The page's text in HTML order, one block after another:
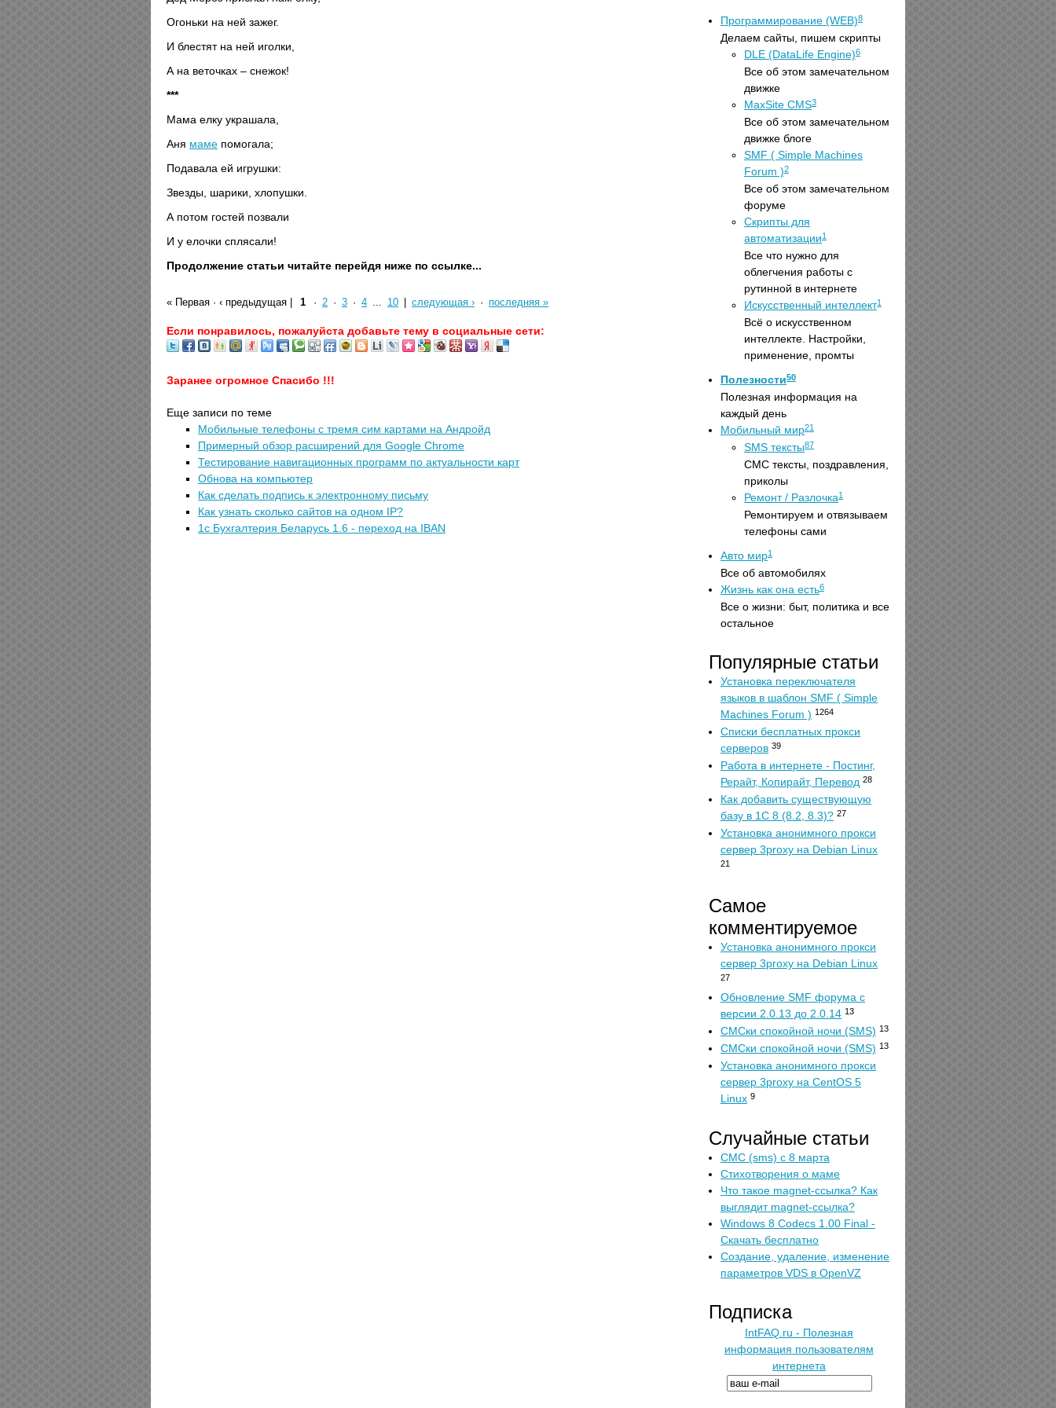
Огоньки на ней зажег.
И блестят на ней иголки,
А на веточках – снежок!
***
Мама елку украшала,
Аня маме помогала;
Подавала ей игрушки:
Звезды, шарики, хлопушки.
А потом гостей позвали
И у елочки сплясали!
Продолжение статьи читайте перейдя ниже по ссылке...
« Первая · ‹ предыдущая 1 · 2 · 3 · 4 ... 10 следующая › · последняя »
Если понравилось, пожалуйста добавьте тему в социальные сети:
Заранее огромное Спасибо !!!
Еще записи по теме
Мобильные телефоны с тремя сим картами на Андройд
Примерный обзор расширений для Google Chrome
Тестирование навигационных программ по актуальности карт
Обнова на компьютер
Как сделать подпись к электронному письму
Как узнать сколько сайтов на одном IP?
1с Бухгалтерия Беларусь 1.6 - переход на IBAN
Программирование (WEB)8
Делаем сайты, пишем скрипты
DLE (DataLife Engine)6
Все об этом замечательном
движке
MaxSite CMS3
Все об этом замечательном
движке блоге
SMF ( Simple Machines
Forum )2
Все об этом замечательном
форуме
Скрипты для
автоматизации1
Все что нужно для
облегчения работы с
рутинной в интернете
Искусственный интеллект1
Всё о искусственном
интеллекте. Настройки,
применение, промты
Полезности50
Полезная информация на
каждый день
Мобильный мир21
SMS тексты87
СМС тексты, поздравления,
приколы
Ремонт / Разлочка1
Ремонтируем и отвязываем
телефоны сами
Авто мир1
Все об автомобилях
Жизнь как она есть6
Все о жизни: быт, политика и все
остальное
Популярные статьи
Установка переключателя
языков в шаблон SMF ( Simple
Machines Forum ) 1264
Списки бесплатных прокси
серверов 39
Работа в интернете - Постинг,
Рерайт, Копирайт, Перевод 28
Как добавить существующую
базу в 1С 8 (8.2, 8.3)? 27
Установка анонимного прокси
сервер 3proxy на Debian Linux
21
Самое
комментируемое
Установка анонимного прокси
сервер 3proxy на Debian Linux
27
Обновление SMF форума с
версии 2.0.13 до 2.0.14 13
СМСки спокойной ночи (SMS) 13
СМСки спокойной ночи (SMS) 13
Установка анонимного прокси
сервер 3proxy на CentOS 5
Linux 9
Случайные статьи
СМС (sms) с 8 марта
Стихотворения о маме
Что такое magnet-ссылка? Как
выглядит magnet-ссылка?
Windows 8 Codecs 1.00 Final -
Скачать бесплатно
Создание, удаление, изменение
параметров VDS в OpenVZ
Подписка
IntFAQ.ru - Полезная
информация пользователям
интернета